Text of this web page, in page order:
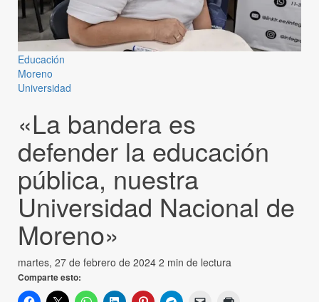
Educación
Moreno
Universidad
«La bandera es
defender la educación
pública, nuestra
Universidad Nacional de
Moreno»
martes, 27 de febrero de 2024 2 min de lectura
Comparte esto: